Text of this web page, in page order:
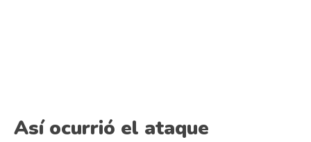
Así ocurrió el ataque